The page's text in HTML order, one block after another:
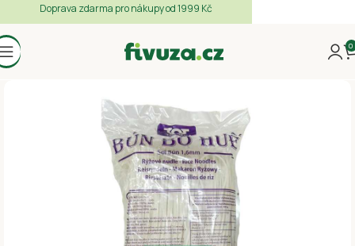
0
Doprava zdarma pro nákupy od 1999 Kč